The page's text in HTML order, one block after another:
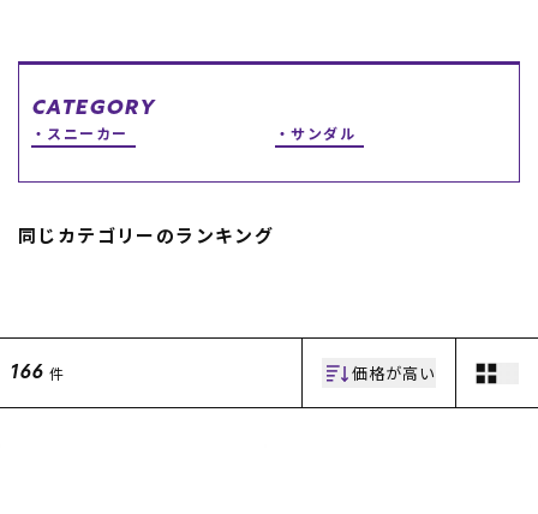
CATEGORY
ファッションTOP
スケートTOP
CATEGORY
スニーカー
サンダル
同じカテゴリーのランキング
166 件 価格が高い